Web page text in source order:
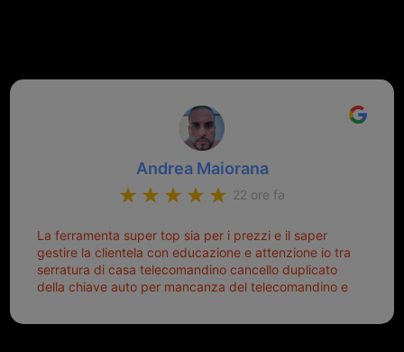
Andrea Maiorana
22 ore fa
La ferramenta super top sia per i prezzi e il saper
gestire la clientela con educazione e attenzione io tra
serratura di casa telecomandino cancello duplicato
della chiave auto per mancanza del telecomandino e
meglio ferramenta de ostia e poi il prorietario il signor